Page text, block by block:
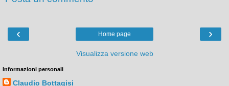
‹ ›
Home page
Visualizza versione web
Informazioni personali
Claudio Bottagisi